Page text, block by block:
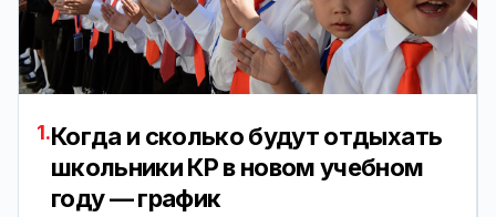
1.Когда и сколько будут отдыхать
школьники КР в новом учебном
году — график